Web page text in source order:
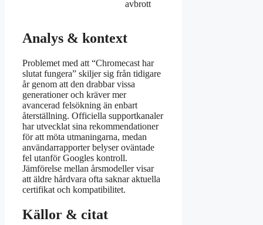
avbrott
Analys & kontext
Problemet med att “Chromecast har
slutat fungera” skiljer sig från tidigare
år genom att den drabbar vissa
generationer och kräver mer
avancerad felsökning än enbart
återställning. Officiella supportkanaler
har utvecklat sina rekommendationer
för att möta utmaningarna, medan
användarrapporter belyser oväntade
fel utanför Googles kontroll.
Jämförelse mellan årsmodeller visar
att äldre hårdvara ofta saknar aktuella
certifikat och kompatibilitet.
Källor & citat